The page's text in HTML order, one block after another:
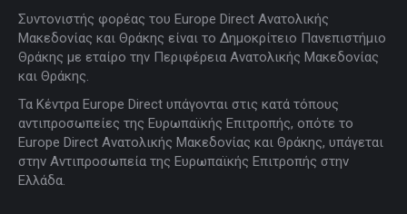
opens
in
new
window
opens
new
window
opens
in
new
window
opens
window
opens
window
Συντονιστής φορέας του Europe Direct Ανατολικής
Μακεδονίας και Θράκης είναι το Δημοκρίτειο Πανεπιστήμιο
Θράκης με εταίρο την Περιφέρεια Ανατολικής Μακεδονίας
και Θράκης.
Τα Κέντρα Europe Direct υπάγονται στις κατά τόπους
αντιπροσωπείες της Ευρωπαϊκής Επιτροπής, οπότε το
Europe Direct Ανατολικής Μακεδονίας και Θράκης, υπάγεται
στην Αντιπροσωπεία της Ευρωπαϊκής Επιτροπής στην
Ελλάδα.